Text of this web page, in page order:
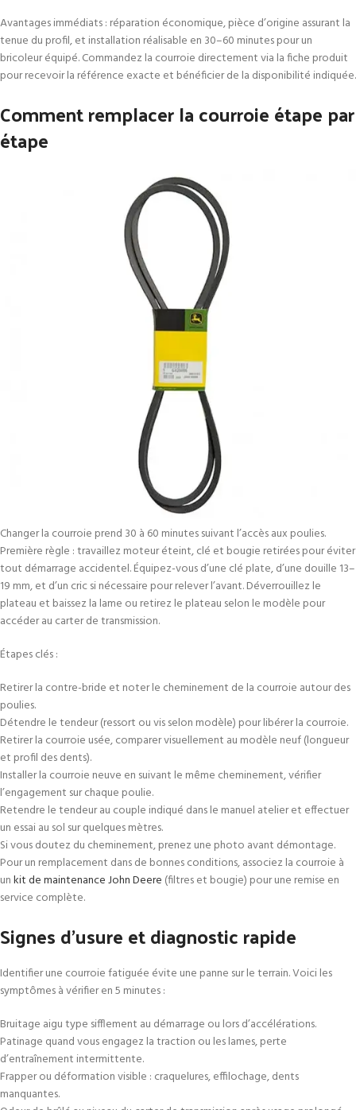
Avantages immédiats : réparation économique, pièce d’origine assurant la
tenue du profil, et installation réalisable en 30–60 minutes pour un
bricoleur équipé. Commandez la courroie directement via la fiche produit
pour recevoir la référence exacte et bénéficier de la disponibilité indiquée.
Comment remplacer la courroie étape par
étape
Changer la courroie prend 30 à 60 minutes suivant l’accès aux poulies.
Première règle : travaillez moteur éteint, clé et bougie retirées pour éviter
tout démarrage accidentel. Équipez-vous d’une clé plate, d’une douille 13–
19 mm, et d’un cric si nécessaire pour relever l’avant. Déverrouillez le
plateau et baissez la lame ou retirez le plateau selon le modèle pour
accéder au carter de transmission.
Étapes clés :
Retirer la contre-bride et noter le cheminement de la courroie autour des
poulies.
Détendre le tendeur (ressort ou vis selon modèle) pour libérer la courroie.
Retirer la courroie usée, comparer visuellement au modèle neuf (longueur
et profil des dents).
Installer la courroie neuve en suivant le même cheminement, vérifier
l’engagement sur chaque poulie.
Retendre le tendeur au couple indiqué dans le manuel atelier et effectuer
un essai au sol sur quelques mètres.
Si vous doutez du cheminement, prenez une photo avant démontage.
Pour un remplacement dans de bonnes conditions, associez la courroie à
unkit de maintenance John Deere (filtres et bougie) pour une remise en
service complète.
Signes d’usure et diagnostic rapide
Identifier une courroie fatiguée évite une panne sur le terrain. Voici les
symptômes à vérifier en 5 minutes :
Bruitage aigu type sifflement au démarrage ou lors d’accélérations.
Patinage quand vous engagez la traction ou les lames, perte
d’entraînement intermittente.
Frapper ou déformation visible : craquelures, effilochage, dents
manquantes.